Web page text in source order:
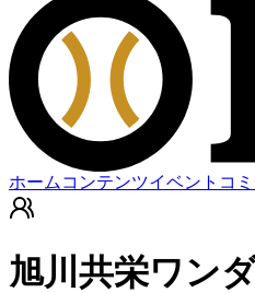
ホーム コンテンツイベント コ
旭川共栄ワン